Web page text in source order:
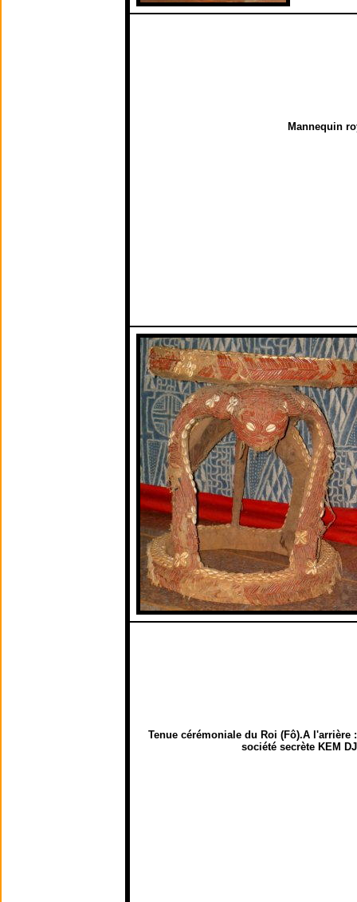
Mannequin
Tenue cérémoniale du Roi (Fô).A l'arrière
société secrète KEM